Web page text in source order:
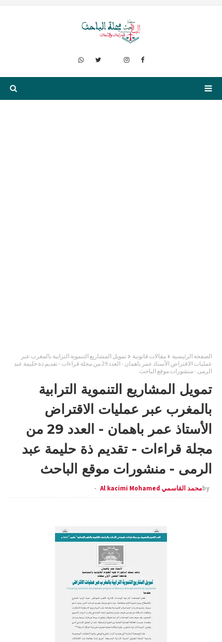
الصفحة الرئيسية مقالات قانونية
تمويل المشاريع التنموية الترابية بالمغرب عبر
عمليات الاقتراض الأستاذ عمر باهمان - العدد 29 من مجلة قراءات - تقديم ذة حليمة عبد
الرمى - منشورات موقع الباحث
تمويل المشاريع التنموية الترابية
بالمغرب عبر عمليات الاقتراض
الأستاذ عمر باهمان - العدد 29 من
مجلة قراءات - تقديم ذة حليمة عبد
الرمى - منشورات موقع الباحث
byمحمد القاسمي Al kacimi Mohamed